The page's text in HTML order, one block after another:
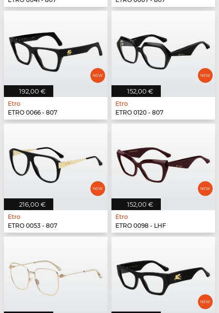
192,00 €
Etro
ETRO 0066 - 807
152,00 €
Etro
ETRO 0120 - 807
216,00 €
Etro
ETRO 0053 - 807
152,00 €
Etro
ETRO 0098 - LHF